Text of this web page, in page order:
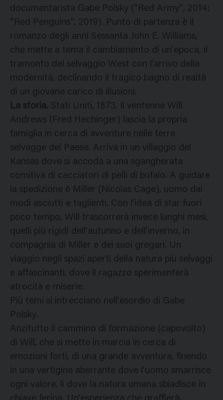
documentarista Gabe Polsky (“Red Army”, 2014;
“Red Penguins”, 2019). Punto di partenza è il
romanzo degli anni Sessanta John E. Williams,
che mette a tema il cambiamento di un’epoca, il
tramonto del selvaggio West con l’arrivo della
modernità, declinando il tragico bagno di realtà
di un giovane carico di illusioni.
La storia. Stati Uniti, 1873. Il ventenne Will
Andrews (Fred Hechinger) lascia la propria
famiglia in cerca di avventure nelle terre
selvagge del Paese. Arriva in un villaggio del
Kansas dove si accoda a una sgangherata
comitiva di cacciatori di pelli di bufalo. A guidare
la spedizione è Miller (Nicolas Cage), uomo dai
modi asciutti e taglienti. Con l’idea di star fuori
poco tempo, Will trascorrerà invece lunghi mesi,
quelli più rigidi dell’autunno e dell’inverno, in
compagnia di Miller e dei suoi gregari. Un
viaggio negli spazi aperti della natura più selvaggi
e affascinanti, dove il ragazzo sperimenterà
atrocità e miserie.
Più temi si intrecciano nell’esordio di Gabe
Polsky.
Anzitutto il cammino di formazione (capovolto)
di Will, che si mette in marcia in cerca di
emozioni forti, di una grande avventura, finendo
in una vertigine aberrante dove l’uomo smarrisce
ogni valore, lì dove la natura umana sbiadisce in